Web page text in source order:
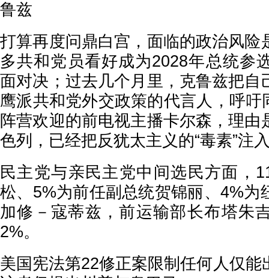
鲁兹
打算再度问鼎白宫，面临的政治风险
多共和党员看好成为2028年总统参
面对决；过去几个月里，克鲁兹把自
鹰派共和党外交政策的代言人，呼吁
阵营欢迎的前电视主播卡尔森，理由
色列，已经把反犹太主义的“毒素”注
民主党与亲民主党中间选民方面，
松、5%为前任副总统贺锦丽、4%为
加修－寇蒂兹，前运输部长布塔朱
2%。
美国宪法第22修正案限制任何人仅能